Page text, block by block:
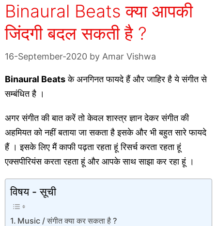
Binaural Beats क्या आपकी
जिंदगी बदल सकती है ?
16-September-2020 by Amar Vishwa
Binaural Beatsके अनगिनत फायदे हैं और जाहिर है ये संगीत से
सम्बंधित है ।
अगर संगीत की बात करें तो केवल शास्त्र ज्ञान देकर संगीत की
अहमियत को नहीं बताया जा सकता है इसके और भी बहुत सारे फायदे
हैं । इसके लिए मैं काफी पढ़ता रहता हूं रिसर्च करता रहता हूं
एक्सपीरियंस करता रहता हूं और आपके साथ साझा कर रहा हूं ।
विषय - सूची
Music / संगीत क्या कर सकता है ?